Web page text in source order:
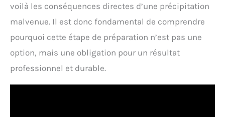
voilà les conséquences directes d’une précipitation
malvenue. Il est donc fondamental de comprendre
pourquoi cette étape de préparation n’est pas une
option, mais une obligation pour un résultat
professionnel et durable.